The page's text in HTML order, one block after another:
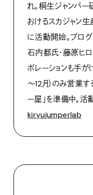
れ。桐生ジャンパ
おけるスカジャン
に活動開始。ブロ
石内都氏・藤原ヒロ
ボレーションも手が
～12月）のみ営業す
ー屋」を準備中。
kiryujumperlab